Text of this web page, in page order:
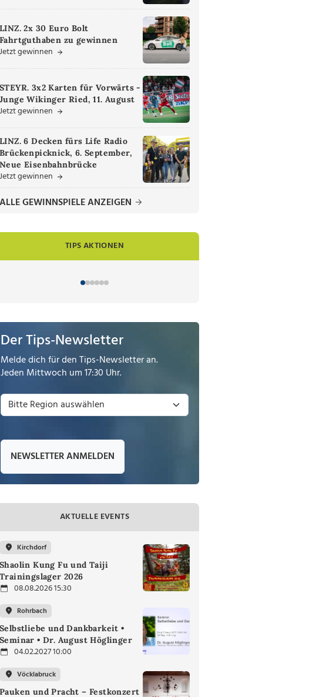
LINZ. 2x 30 Euro Bolt
Fahrtguthaben zu gewinnen
Jetzt gewinnen
STEYR. 3x2 Karten für Vorwärts -
Junge Wikinger Ried, 11. August
Jetzt gewinnen
LINZ. 6 Decken fürs Life Radio
Brückenpicknick, 6. September,
Neue Eisenbahnbrücke
Jetzt gewinnen
ALLE GEWINNSPIELE ANZEIGEN
TIPS AKTIONEN
Der Tips-Newsletter
Melde dich für den Tips-Newsletter an.
Jeden Mittwoch um 17:30 Uhr.
NEWSLETTER ANMELDEN
AKTUELLE EVENTS
Kirchdorf
Shaolin Kung Fu und Taiji
Trainingslager 2026
08.08.2026 15:30
Rohrbach
Selbstliebe und Dankbarkeit •
Seminar • Dr. August Höglinger
04.02.2027 10:00
Vöcklabruck
Pauken und Pracht – Festkonzert